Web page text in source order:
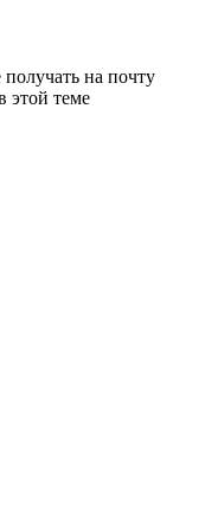
получать на почту
этой теме